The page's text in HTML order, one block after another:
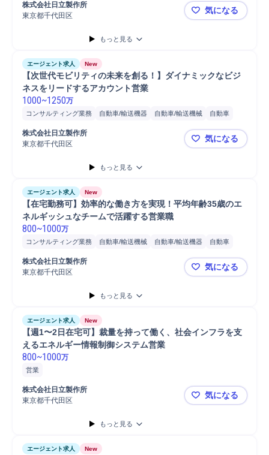
株式会社日立製作所
東京都千代田区
【日立で挑
気になる
もっと見る
エージェント求人 New
【次世代モビリティの未来を創る！】ダイナミックなビジ
ネスをリードするアカウント営業
1000~1250万
コンサルティング業務 自動車/輸送機器 自動車/輸送機械
自動車
営業
分析 コンサルタント
株式会社日立製作所
東京都千代田区
【次世代モ
気になる
もっと見る
エージェント求人 New
【在宅勤務可】効率的な働き方を実現！平均年齢35歳のエ
ネルギッシュなチームで活躍する営業職
800~1000万
コンサルティング業務 自動車/輸送機械 自動車/輸送機器
自動車
営業
分析 コンサルタント
株式会社日立製作所
東京都千代田区
【在宅勤務
気になる
もっと見る
エージェント求人 New
【週1〜2日在宅可】裁量を持って働く、社会インフラを支
えるエネルギー情報制御システム営業
800~1000万
営業
株式会社日立製作所
東京都千代田区
【週1〜2日
気になる
もっと見る
エージェント求人 New